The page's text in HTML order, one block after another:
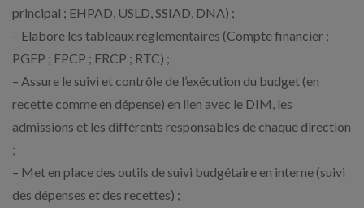
principal ; EHPAD, USLD, SSIAD, DNA) ;
– Elabore les tableaux règlementaires (Compte financier ;
PGFP ; EPCP ; ERCP ; RTC) ;
– Assure le suivi et contrôle de l’exécution du budget (en
recette comme en dépense) en lien avec le DIM, les
admissions et les différents responsables de chaque direction
;
– Met en place des outils de suivi budgétaire en interne (suivi
des dépenses et des recettes) ;